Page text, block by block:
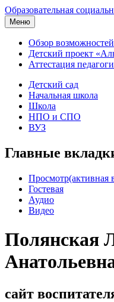
Образовательная
Меню
Обзор возможностей
Детский проект
Аттестация
Детский сад
Начальная школа
Школа
НПО и СПО
ВУЗ
Главные
Просмотр(активная
Гостевая
Аудио
Видео
Полянская
сайт